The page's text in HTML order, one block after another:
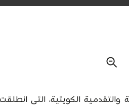
والتقدمية الكويتية، التي